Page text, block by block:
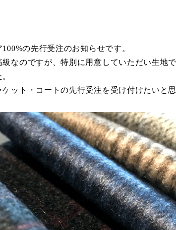
の先行受注のお知らせです。
なのですが、特別に用意していただい生地
ット・ コートの先行受注を受け付けたいと思